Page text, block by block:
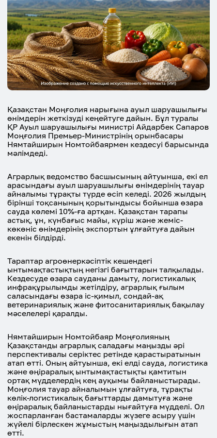
Қазақстан Моңғолия нарығына ауыл шаруашылығы
өнімдерін жеткізуді кеңейтуге дайын. Бұл туралы
ҚР Ауыл шаруашылығы министрі Айдарбек Сапаров
Моңғолия Премьер-Министрінің орынбасары
Нямтайширын Номтойбаярмен кездесуі барысында
мәлімдеді.
Аграрлық ведомство басшысының айтуынша, екі ел
арасындағы ауыл шаруашылығы өнімдерінің тауар
айналымы тұрақты түрде өсіп келеді. 2026 жылдың
бірінші тоқсанының қорытындысы бойынша өзара
сауда көлемі 10%-ға артқан. Қазақстан тарапы
астық, ұн, күнбағыс майы, күріш және жеміс-
көкөніс өнімдерінің экспортын ұлғайтуға дайын
екенін білдірді.
Тараптар агроөнеркәсіптік кешендегі
ынтымақтастықтың негізгі бағыттарын талқылады.
Кездесуде өзара сауданы дамыту, логистикалық
инфрақұрылымды жетілдіру, аграрлық ғылым
саласындағы өзара іс-қимыл, сондай-ақ
ветеринариялық және фитосанитариялық бақылау
мәселелері қаралды.
Нямтайширын Номтойбаяр Моңғолияның
Қазақстанды аграрлық саладағы маңызды әрі
перспективалы серіктес ретінде қарастыратынын
атап өтті. Оның айтуынша, екі елді сауда, логистика
және өңіраралық ынтымақтастықты қамтитын
ортақ мүдделердің кең ауқымы байланыстырады.
Моңғолия тауар айналымын ұлғайтуға, тұрақты
көлік-логистикалық бағыттарды дамытуға және
өңіраралық байланыстарды нығайтуға мүдделі. Ол
жоспарланған бастамаларды жүзеге асыру үшін
жүйелі бірлескен жұмыстың маңыздылығын атап
өтті.